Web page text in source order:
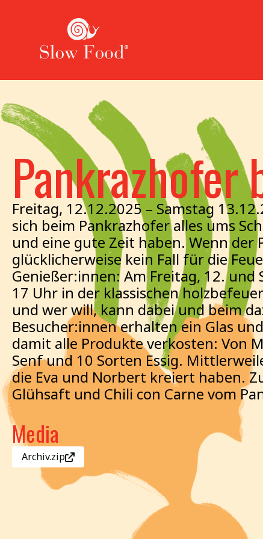
Pankrazhofer
Freitag, 12.12.2025 – Samstag
sich beim Pankrazhofer alles ums
und eine gute Zeit haben. Wenn
glücklicherweise kein Fall für die
Genießer:innen: Am Freitag, 12. und
17 Uhr in der klassischen
und wer will, kann dabei und beim
Besucher:innen erhalten ein Glas
damit alle Produkte verkosten: Von
Senf und 10 Sorten Essig.
die Eva und Norbert kreiert haben.
Glühsaft und Chili con Carne vom
Media
Archiv.zip